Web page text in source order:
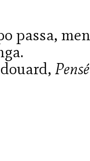
passa,